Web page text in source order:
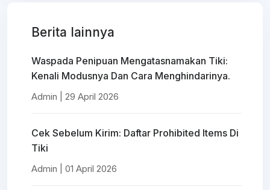
Berita lainnya
Waspada Penipuan Mengatasnamakan Tiki:
Kenali Modusnya Dan Cara Menghindarinya.
Admin | 29 April 2026
Cek Sebelum Kirim: Daftar Prohibited Items Di
Tiki
Admin | 01 April 2026